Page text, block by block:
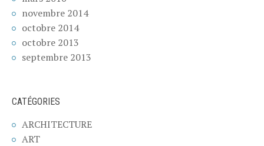
novembre 2014
octobre 2014
octobre 2013
septembre 2013
CATÉGORIES
ARCHITECTURE
ART